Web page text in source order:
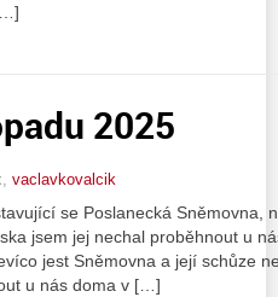
2025
vaclavkovalcik
se Poslanecká Sněmovna,
jsem jej nechal proběhnout u
jest Sněmovna a její schůze
u nás doma v […]